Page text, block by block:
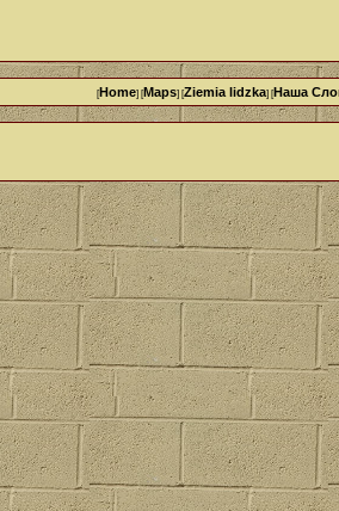
[Home] [Maps] [Ziemia lidzka] [Наша